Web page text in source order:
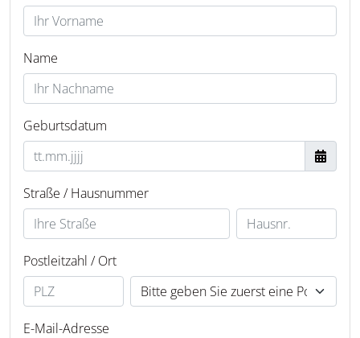
Name
Geburtsdatum
Straße / Hausnummer
Postleitzahl / Ort
E-Mail-Adresse